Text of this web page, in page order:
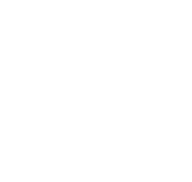
generations will indeed
Baca